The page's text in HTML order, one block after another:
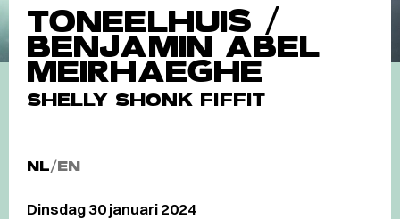
TONEELHUIS /
BENJAMIN ABEL
MEIRHAEGHE
SHELLY SHONK FIFFIT
NL/EN
Dinsdag 30 januari 2024